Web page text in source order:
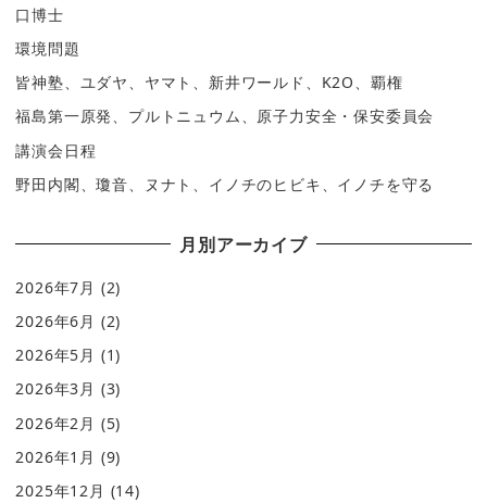
口博士
環境問題
皆神塾、ユダヤ、ヤマト、新井ワールド、K2O、覇権
福島第一原発、プルトニュウム、原子力安全・保安委員会
講演会日程
野田内閣、瓊音、ヌナト、イノチのヒビキ、イノチを守る
月別アーカイブ
2026年7月 (2)
2026年6月 (2)
2026年5月 (1)
2026年3月 (3)
2026年2月 (5)
2026年1月 (9)
2025年12月 (14)